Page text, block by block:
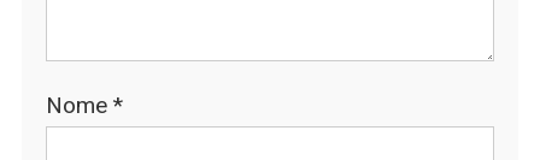
Nome *